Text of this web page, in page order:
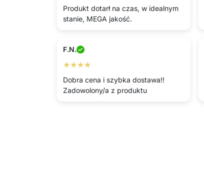
Produkt dotarł na czas, w idealnym
stanie, MEGA jakość.
F.N.
★★★★
Dobra cena i szybka dostawa!!
Zadowolony/a z produktu